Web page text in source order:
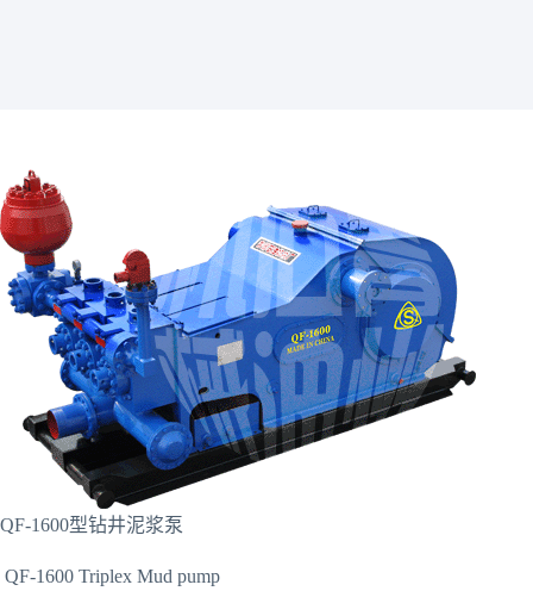
QF-1600型钻井泥浆泵
QF-1600 Triplex Mud pump